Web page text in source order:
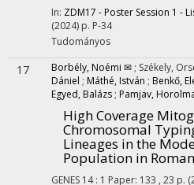
In: ZDM17 - Poster Session 1 -
(2024) p. P-34
Tudományos
17 Borbély, Noémi ✉ ; Székely,
Dániel ; Máthé, István ; Benkő,
Egyed, Balázs ; Pamjav,
High Coverage
Chromosomal
Lineages in the
Population in
GENES 14: 1 Paper: 133 , 23 p.